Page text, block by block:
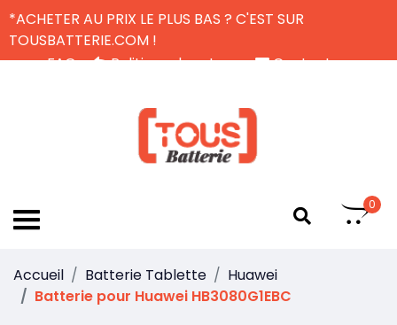
*ACHETER AU PRIX LE PLUS BAS ? C'EST SUR
TOUSBATTERIE.COM !
FAQ
Politique de retour
Contactez-nous
0
Accueil Batterie Tablette
Huawei
Batterie pour Huawei HB3080G1EBC